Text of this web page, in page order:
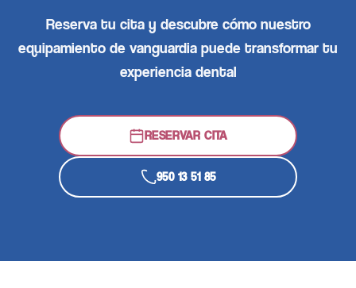
Reserva tu cita y descubre cómo nuestro
equipamiento de vanguardia puede transformar tu
experiencia dental
RESERVAR CITA
950 13 51 85